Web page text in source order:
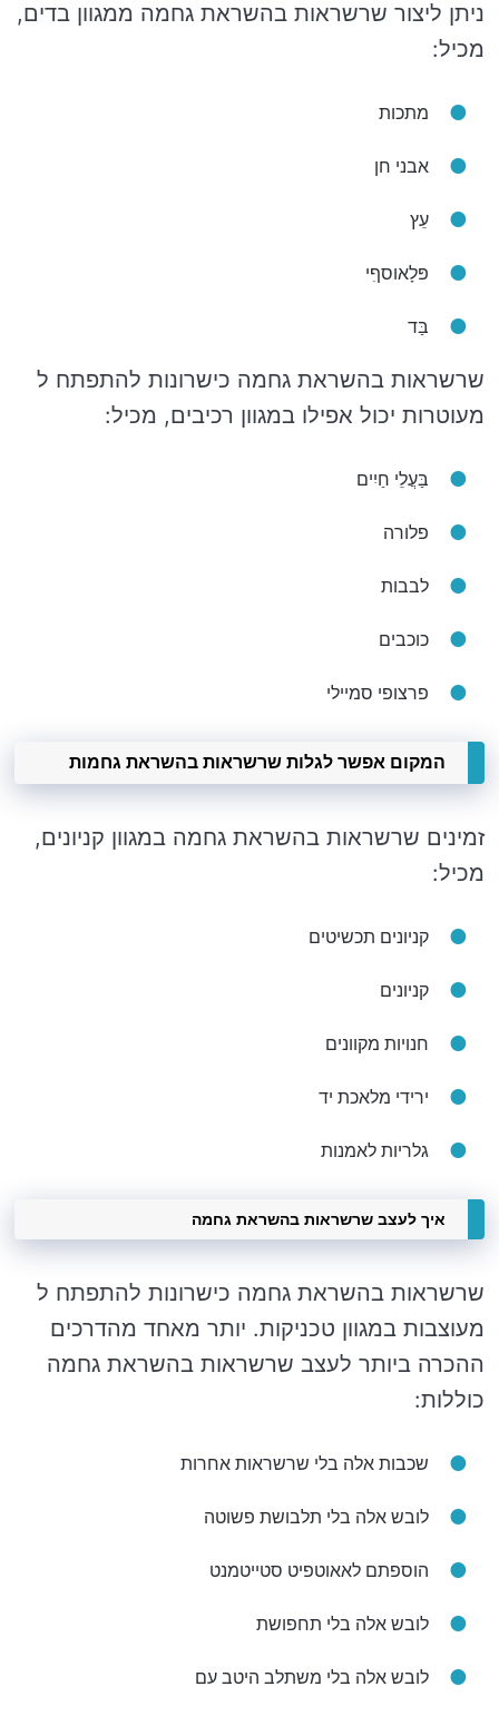
ניתן ליצור שרשראות בהשראת גחמה ממגוון בדים,
מכיל:
מתכות
אבני חן
עֵץ
פּלָאוסףִי
בַּד
שרשראות בהשראת גחמה כישרונות להתפתח ל
מעוטרות יכול אפילו במגוון רכיבים, מכיל:
בַּעֲלֵי חַיִים
פלורה
לבבות
כוכבים
פרצופי סמיילי
המקום אפשר לגלות שרשראות בהשראת גחמות
זמינים שרשראות בהשראת גחמה במגוון קניונים,
מכיל:
קניונים תכשיטים
קניונים
חנויות מקוונים
ירידי מלאכת יד
גלריות לאמנות
איך לעצב שרשראות בהשראת גחמה
שרשראות בהשראת גחמה כישרונות להתפתח ל
מעוצבות במגוון טכניקות. יותר מאחד מהדרכים
ההכרה ביותר לעצב שרשראות בהשראת גחמה
כוללות:
שכבות אלה בלי שרשראות אחרות
לובש אלה בלי תלבושת פשוטה
הוספתם לאאוטפיט סטייטמנט
לובש אלה בלי תחפושת
לובש אלה בלי משתלב היטב עם